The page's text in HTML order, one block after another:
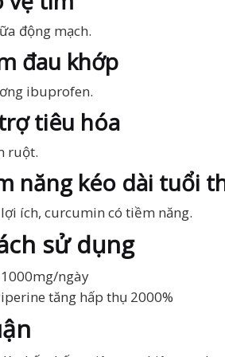
động mạch.
đau khớp
ibuprofen.
tiêu hóa
ruột.
năng kéo dài tuổi
ích, curcumin có tiềm năng.
sử dụng
ngày
tăng hấp thụ 2000%